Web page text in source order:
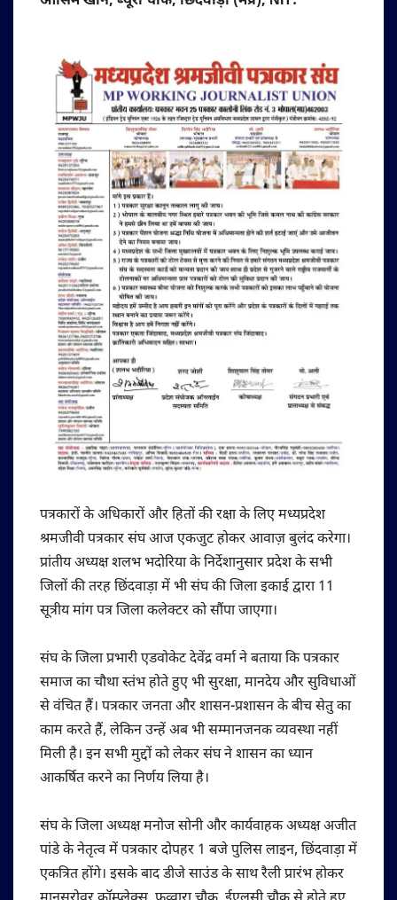
पत्रकारों के अधिकारों और हितों की रक्षा के लिए मध्यप्रदेश
श्रमजीवी पत्रकार संघ आज एकजुट होकर आवाज़ बुलंद करेगा।
प्रांतीय अध्यक्ष शलभ भदोरिया के निर्देशानुसार प्रदेश के सभी
जिलों की तरह छिंदवाड़ा में भी संघ की जिला इकाई द्वारा 11
सूत्रीय मांग पत्र जिला कलेक्टर को सौंपा जाएगा।
संघ के जिला प्रभारी एडवोकेट देवेंद्र वर्मा ने बताया कि पत्रकार
समाज का चौथा स्तंभ होते हुए भी सुरक्षा, मानदेय और सुविधाओं
से वंचित हैं। पत्रकार जनता और शासन-प्रशासन के बीच सेतु का
काम करते हैं, लेकिन उन्हें अब भी सम्मानजनक व्यवस्था नहीं
मिली है। इन सभी मुद्दों को लेकर संघ ने शासन का ध्यान
आकर्षित करने का निर्णय लिया है।
संघ के जिला अध्यक्ष मनोज सोनी और कार्यवाहक अध्यक्ष अजीत
पांडे के नेतृत्व में पत्रकार दोपहर 1 बजे पुलिस लाइन, छिंदवाड़ा में
एकत्रित होंगे। इसके बाद डीजे साउंड के साथ रैली प्रारंभ होकर